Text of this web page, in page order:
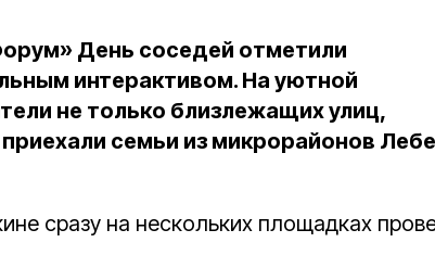
День соседей отметили
интерактивом. На уютной
не только близлежащих улиц,
семьи из микрорайонов
сразу на нескольких площадках